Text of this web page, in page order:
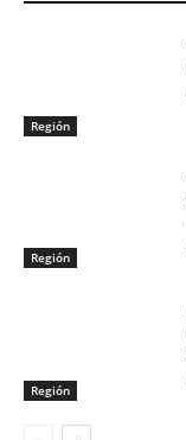
Región
Región
Región